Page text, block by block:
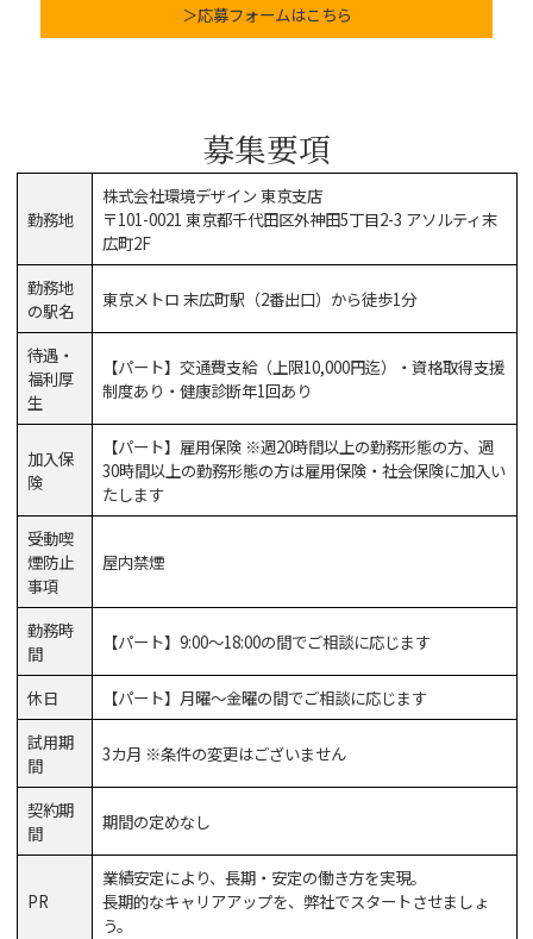
＞応募フォームはこちら
募集要項
勤務地
株式会社環境デザイン 東京支店
〒101-0021 東京都千代田区外神田5丁目2-3 アソルティ末
広町2F
勤務地
の駅名
東京メトロ 末広町駅（2番出口）から徒歩1分
待遇・
福利厚
生
【パート】交通費支給（上限10,000円迄）・資格取得支援
制度あり・健康診断年1回あり
加入保
険
【パート】雇用保険 ※週20時間以上の勤務形態の方、週
30時間以上の勤務形態の方は雇用保険・社会保険に加入い
たします
受動喫
煙防止
事項
屋内禁煙
勤務時
間
【パート】9:00～18:00の間でご相談に応じます
休日
【パート】月曜～金曜の間でご相談に応じます
試用期
間
3カ月 ※条件の変更はございません
契約期
間
期間の定めなし
PR
業績安定により、長期・安定の働き方を実現。
長期的なキャリアアップを、弊社でスタートさせましょ
う。